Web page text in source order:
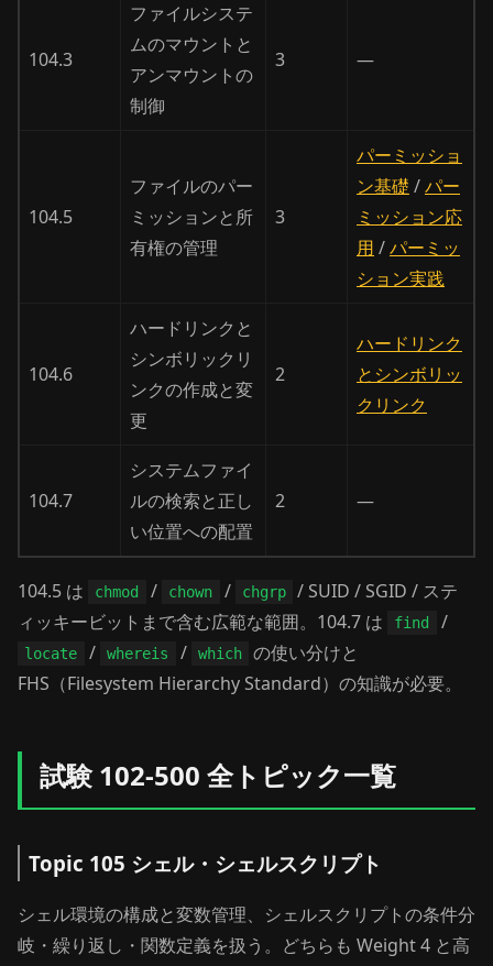
104.3
ファイルシステ
ムのマウントと
アンマウントの
制御
3 —
104.5
ファイルのパー
ミッションと所
有権の管理
3
パーミッショ
ン基礎 /パー
ミッション応
用 /パーミッ
ション実践
104.6
ハードリンクと
シンボリックリ
ンクの作成と変
更
2
ハードリンク
とシンボリッ
クリンク
104.7
システムファイ
ルの検索と正し
い位置への配置
2 —
104.5 は chmod / chown / chgrp
/ SUID / SGID / ステ
ィッキービットまで含む広範な範囲。104.7 は
find /
locate / whereis / which
の使い分けと
FHS（Filesystem Hierarchy Standard）の知識が必要。
試験 102-500 全トピック一覧
Topic 105 シェル・シェルスクリプト
シェル環境の構成と変数管理、シェルスクリプトの条件分
岐・繰り返し・関数定義を扱う。どちらも Weight 4 と高